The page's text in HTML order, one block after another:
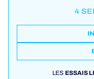
4
LESESSAIS